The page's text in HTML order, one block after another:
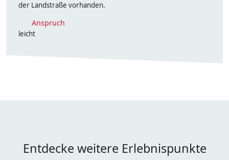
der Landstraße vorhanden.
Anspruch
leicht
Entdecke weitere Erlebnispunkte